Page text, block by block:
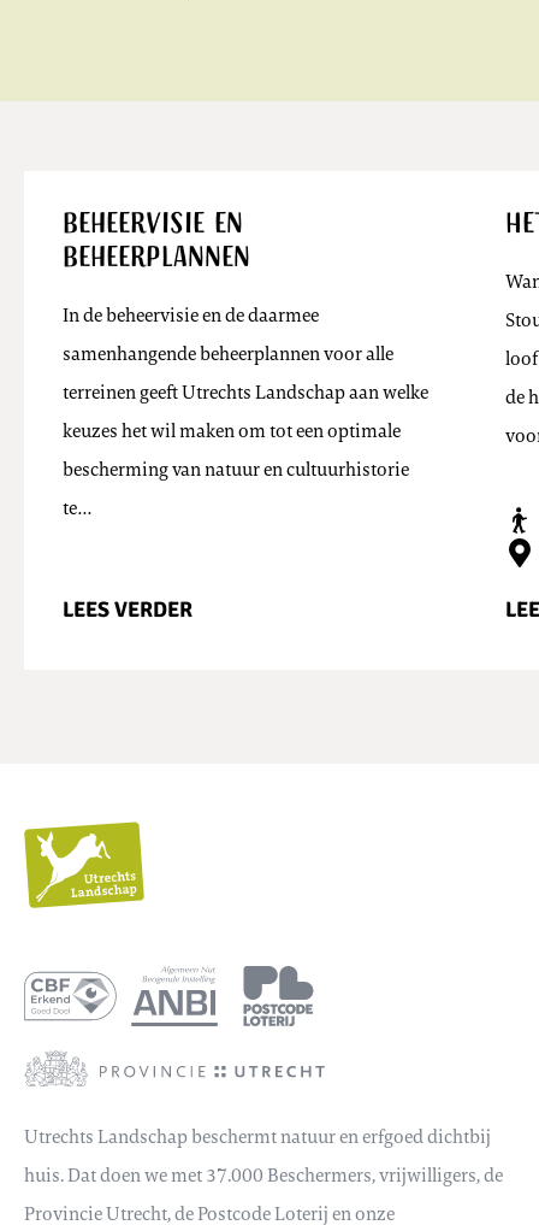
Beheervisie en
Beheerplannen
In de beheervisie en de daarmee
samenhangende beheerplannen voor alle
terreinen geeft Utrechts Landschap aan welke
keuzes het wil maken om tot een optimale
bescherming van natuur en cultuurhistorie
te…
LEES VERDER
de
Utrechts Landschap beschermt natuur en erfgoed dichtbij
huis. Dat doen we met 37.000 Beschermers, vrijwilligers, de
Provincie Utrecht, de Postcode Loterij en onze